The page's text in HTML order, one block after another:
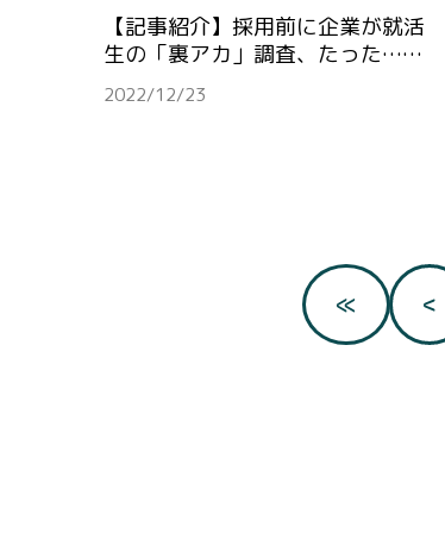
【記事紹介】採用前に企業が就活
生の「裏アカ」調査、たった……
2022/12/23
≪ <